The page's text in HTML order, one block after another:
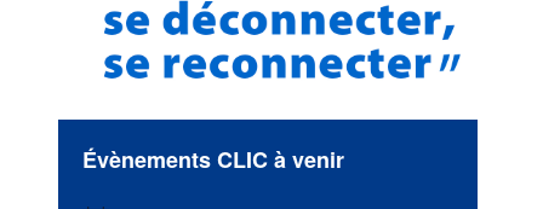
Évènements CLIC à venir